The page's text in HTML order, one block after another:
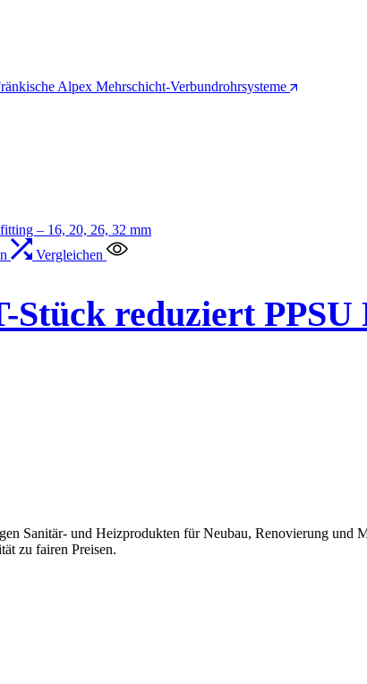
Alpex Mehrschicht-Verbundrohrsysteme
Vergleichen
Stück reduziert PPSU
Sanitär- und Heizprodukten für Neubau, Renovierung und
zu fairen Preisen.